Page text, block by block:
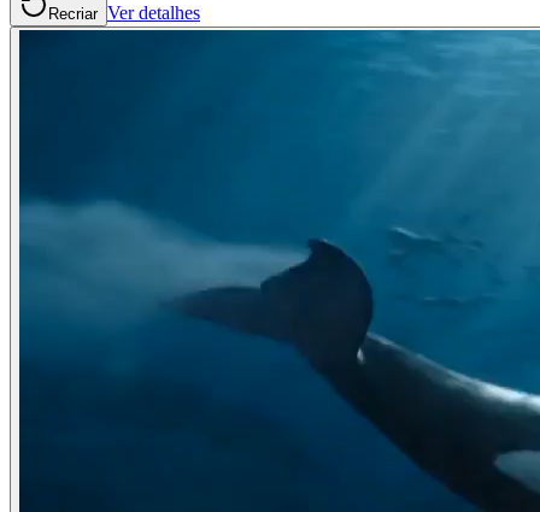
Recriar Ver detalhes